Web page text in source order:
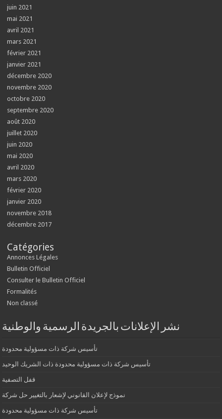
juin 2021
mai 2021
avril 2021
mars 2021
février 2021
janvier 2021
décembre 2020
novembre 2020
octobre 2020
septembre 2020
août 2020
juillet 2020
juin 2020
mai 2020
avril 2020
mars 2020
février 2020
janvier 2020
novembre 2018
décembre 2017
Catégories
Annonces Légales
Bulletin Officiel
Consulter le Bulletin Officiel
Formalités
Non classé
نشر الإعلانات بالجريدة الرسمية والوطنية
تأسيس شركة ذات مسؤولية محدودة
تأسيس شركة ذات مسؤولية محدودة ذات الشريك الوحيد
قفل التصفية
نموذج لإعلان القانوني لإشعار بالتغيير حل شركة
تأسيس شركة ذات مسؤولية محدودة